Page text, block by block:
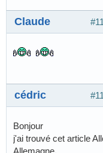
Claude
cédric
Bonjour
j'ai trouvé cet article